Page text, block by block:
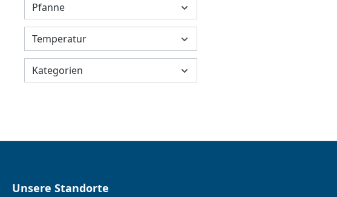
Pfanne
Temperatur
Kategorien
Unsere Standorte